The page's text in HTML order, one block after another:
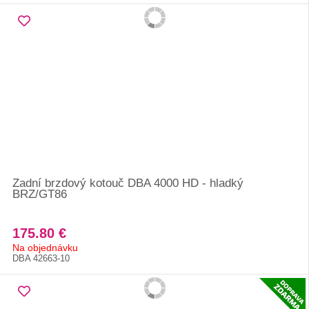
Zadní brzdový kotouč DBA 4000 HD - hladký
BRZ/GT86
175.80 €
Na objednávku
DBA 42663-10